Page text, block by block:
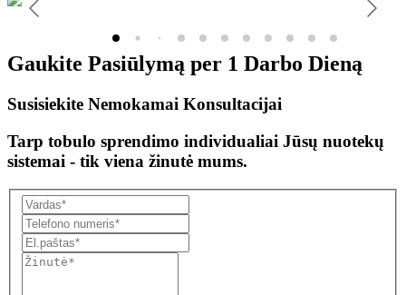
Gaukite Pasiūlymą per 1 Darbo Dieną
Susisiekite Nemokamai Konsultacijai
Tarp tobulo sprendimo individualiai Jūsų nuotekų
sistemai - tik viena žinutė mums.